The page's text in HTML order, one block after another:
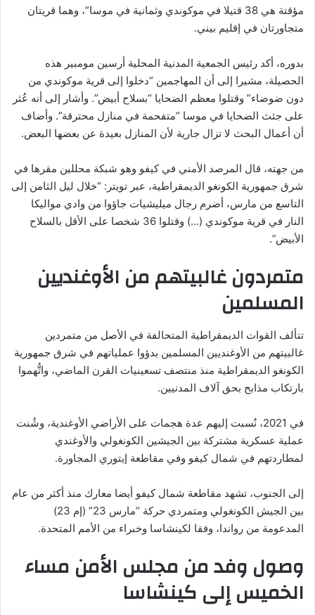
مؤقتة هي 38 قتيلا في موكوندي وثمانية في موسا”، وهما قريتان
متجاورتان في إقليم بيني.
بدوره، أكد رئيس الجمعية المدنية المحلية أرسين مومبير هذه
الحصيلة، مشيرا إلى أن المهاجمين “دخلوا إلى قرية موكوندي من
دون ضوضاء” وقتلوا معظم الضحايا “بسلاح أبيض”. وأشار إلى أنه عُثر
على جثث الضحايا في موسا “متفحمة في منازل محترقة”. وأضاف
أن أعمال البحث لا تزال جارية لأن المنازل بعيدة عن بعضها البعض.
من جهته، قال المرصد الأمني في كيفو وهو شبكة محللين مقرها في
شرق جمهورية الكونغو الديمقراطية، عبر تويتر: “خلال ليل الثامن إلى
التاسع من مارس، أضرم رجال ميليشيات جاؤوا من وادي مواليكا
النار في قرية موكوندي (…) وقتلوا 36 شخصا على الأقل بالسلاح
الأبيض”.
متمردون غالبيتهم من الأوغنديين
المسلمين
تتألف القوات الديمقراطية المتحالفة في الأصل من متمردين
غالبيتهم من الأوغنديين المسلمين بدؤوا عملياتهم في شرق جمهورية
الكونغو الديمقراطية منذ منتصف تسعينيات القرن الماضي، واتُّهموا
بارتكاب مذابح بحق آلاف المدنيين.
في 2021، نُسبت إليهم عدة هجمات على الأراضي الأوغندية، وشُنت
عملية عسكرية مشتركة بين الجيشين الكونغولي والأوغندي
لمطاردتهم في شمال كيفو وفي مقاطعة إيتوري المجاورة.
إلى الجنوب، تشهد مقاطعة شمال كيفو أيضا معارك منذ أكثر من عام
بين الجيش الكونغولي ومتمردي حركة “مارس 23” (إم 23)
المدعومة من رواندا، وفقا لكينشاسا وخبراء من الأمم المتحدة.
وصول وفد من مجلس الأمن مساء
الخميس إلى كينشاسا